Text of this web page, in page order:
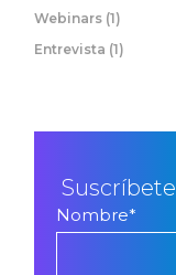
Webinars (1)
Entrevista (1)
Nombre*